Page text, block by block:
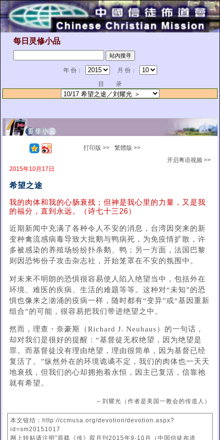
每日灵修小品
年 份：
月 份：
目 录
打印版 >>
繁體版 >>
开启粤语视频 >>
2015年10月17日
希望之途
我的肉体和我的心肠衰残；但神是我心里的力量，又是我
的福分，直到永远。（诗七十三26）
近期新闻中充满了各种令人不安的消息，台湾因突来的新
变种禽流感病毒导致大批鹅与鸭病死，为免疫情扩散，许
多被感染的养殖场纷纷扑杀鹅、鸭；另一方面，法国巴黎
则因恐怖份子攻击杂志社，开始笼罩在不安的氛围中。
对未来不明朗的恐惧很容易使人陷入绝望当中，包括外在
环境、难医的疾病、生活的难题等等。这种对“未知”的恐
惧也像来之汹涌的疫病一样，随时都有“变异”或“基因重新
组合”的可能，很容易把我们带进绝望之中。
然而，理查・奈豪斯（Richard J. Neuhaus）的一句话，
却对我们是很好的提醒：“基督徒无权绝望，因为绝望是
罪。而基督徒没有理由绝望，理由很简单，因为基督已经
复活了。”纵然外在的环境诡谲不定，我们的肉体也一天天
地衰残，但我们的心却拥抱着永恒，因主已复活，信靠祂
就有希望。
～刘耀光（作者是美国一教会的传道人）
本文链结：http://ccmusa.org/devotion/devotion.aspx?
id=sm20151017
网上转贴请注明"原载《传》双月刊2015年9-10月（中国信徒布道